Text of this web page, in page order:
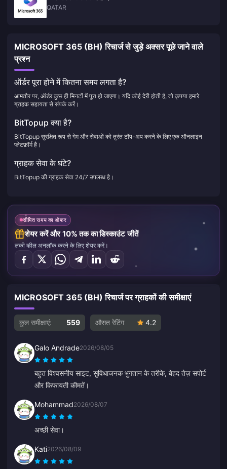
QATAR
MICROSOFT 365 (BH) रिचार्ज से जुड़े अक्सर पूछे जाने वाले
प्रश्न
ऑर्डर पूरा होने में कितना समय लगता है?
आमतौर पर, ऑर्डर कुछ ही मिनटों में पूरा हो जाएगा। यदि कोई देरी होती है, तो कृपया हमारे
ग्राहक सहायता से संपर्क करें।
BitTopup क्या है?
BitTopup सुरक्षित रूप से गेम और सेवाओं को तुरंत टॉप-अप करने के लिए एक ऑनलाइन
प्लेटफ़ॉर्म है।
ग्राहक सेवा के घंटे?
BitTopup की ग्राहक सेवा 24/7 उपलब्ध है।
सीमित समय का ऑफर
शेयर करें और 10% तक का डिस्काउंट जीतें
लकी व्हील अनलॉक करने के लिए शेयर करें।
MICROSOFT 365 (BH) रिचार्ज पर ग्राहकों की समीक्षाएं
कुल समीक्षाएं: 559 औसत रेटिंग 4.2
Galo Andrade2026/08/05
बहुत विश्वसनीय साइट, सुविधाजनक भुगतान के तरीके, बेहद तेज़ सपोर्ट
और किफायती कीमतें।
Mohammad2026/08/07
अच्छी सेवा।
Kati2026/08/09